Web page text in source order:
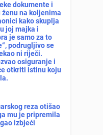
dokumente i
na koljenima
kako skuplja
joj majka i
je samo za to
podrugljivo se
ni riječi.
osiguranje i
otkriti istinu koju
reza otišao
mu je pripremila
izbjeći